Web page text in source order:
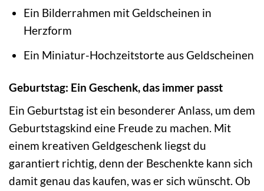
Ein Bilderrahmen mit Geldscheinen in
Herzform
Ein Miniatur-Hochzeitstorte aus Geldscheinen
Geburtstag: Ein Geschenk, das immer passt
Ein Geburtstag ist ein besonderer Anlass, um dem
Geburtstagskind eine Freude zu machen. Mit
einem kreativen Geldgeschenk liegst du
garantiert richtig, denn der Beschenkte kann sich
damit genau das kaufen, was er sich wünscht. Ob